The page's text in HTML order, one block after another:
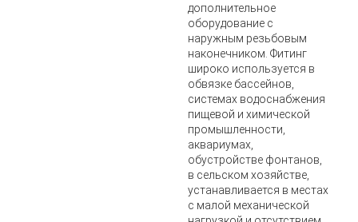
дополнительное
оборудование с
наружным резьбовым
наконечником. Фитинг
широко используется в
обвязке бассейнов,
системах водоснабжения
пищевой и химической
промышленности,
аквариумах,
обустройстве фонтанов,
в сельском хозяйстве,
устанавливается в местах
с малой механической